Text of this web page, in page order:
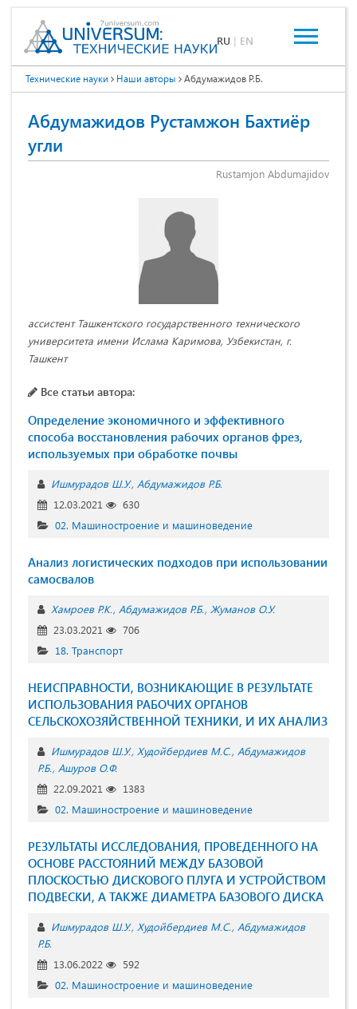
RU | EN
Технические науки Наши авторы Абдумажидов Р.Б.
Абдумажидов Рустамжон Бахтиёр
угли
Rustamjon Abdumajidov
ассистент Ташкентского государственного технического
университета имени Ислама Каримова, Узбекистан, г.
Ташкент
Все статьи автора:
Определение экономичного и эффективного
способа восстановления рабочих органов фрез,
используемых при обработке почвы
Ишмурадов Ш.У. Абдумажидов Р.Б.
12.03.2021
630
02. Машиностроение и машиноведение
Анализ логистических подходов при использовании
самосвалов
Хамрoев Р.К. Абдумажидов Р.Б. Жуманов О.У.
23.03.2021
706
18. Транспорт
НЕИСПРАВНОСТИ, ВОЗНИКАЮЩИЕ В РЕЗУЛЬТАТЕ
ИСПОЛЬЗОВАНИЯ РАБОЧИХ ОРГАНОВ
СЕЛЬСКОХОЗЯЙСТВЕННОЙ ТЕХНИКИ, И ИХ АНАЛИЗ
Ишмурадов Ш.У. Худойбердиев М.С. Абдумажидов
Р.Б. Ашуров О.Ф.
22.09.2021
1383
02. Машиностроение и машиноведение
РЕЗУЛЬТАТЫ ИССЛЕДОВАНИЯ, ПРОВЕДЕННОГО НА
ОСНОВЕ РАССТОЯНИЙ МЕЖДУ БАЗОВОЙ
ПЛОСКОСТЬЮ ДИСКОВОГО ПЛУГА И УСТРОЙСТВОМ
ПОДВЕСКИ, А ТАКЖЕ ДИАМЕТРА БАЗОВОГО ДИСКА
Ишмурадов Ш.У. Худойбердиев М.С. Абдумажидов
Р.Б.
13.06.2022
592
02. Машиностроение и машиноведение